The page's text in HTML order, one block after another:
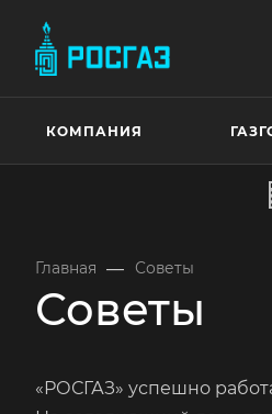
КОМПАНИЯ
Главная — Советы
Советы
«РОСГАЗ» успешно